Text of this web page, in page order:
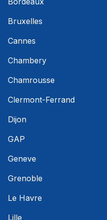
Bruxelles
Cannes
Chambery
Chamrousse
Clermont-Ferrand
Dijon
GAP
Geneve
Grenoble
Le Havre
Lille